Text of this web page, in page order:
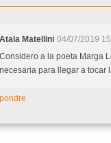
Atala Matellini 04/07/2019
Considero a la poeta Marga
necesaria para llegar a tocar